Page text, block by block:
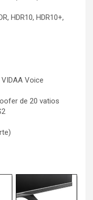
HDR10, HDR10+,
Voice
de 20 vatios